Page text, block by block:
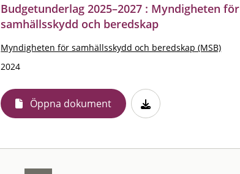
Budgetunderlag 2025–2027 : Myndigheten för
samhällsskydd och beredskap
Myndigheten för samhällsskydd och beredskap (MSB)
2024
Öppna dokument